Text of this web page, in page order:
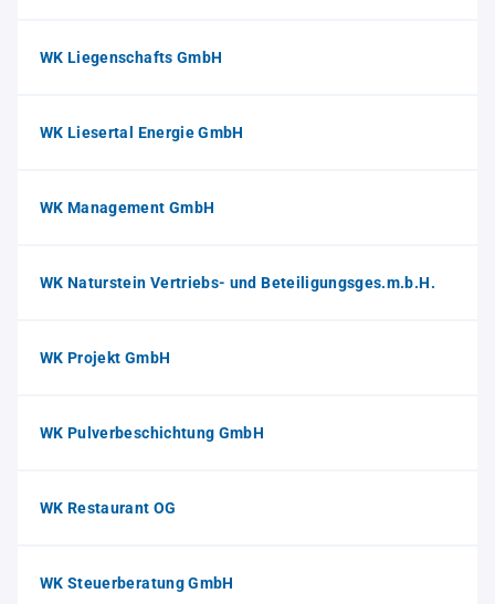
WK Liegenschafts GmbH
WK Liesertal Energie GmbH
WK Management GmbH
WK Naturstein Vertriebs- und Beteiligungsges.m.b.H.
WK Projekt GmbH
WK Pulverbeschichtung GmbH
WK Restaurant OG
WK Steuerberatung GmbH